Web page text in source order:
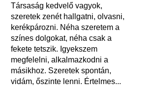
Társaság kedvelő vagyok,
szeretek zenét hallgatni, olvasni,
kerékpározni. Néha szeretem a
színes dolgokat, néha csak a
fekete tetszik. Igyekszem
megfelelni, alkalmazkodni a
másikhoz. Szeretek spontán,
vidám, őszinte lenni. Értelmes...